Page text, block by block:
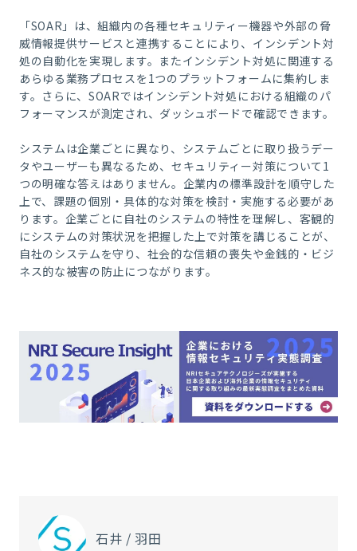
「SOAR」は、組織内の各種セキュリティー機器や外部の脅
威情報提供サービスと連携することにより、インシデント対
処の自動化を実現します。またインシデント対処に関連する
あらゆる業務プロセスを1つのプラットフォームに集約しま
す。さらに、SOARではインシデント対処における組織のパ
フォーマンスが測定され、ダッシュボードで確認できます。
システムは企業ごとに異なり、システムごとに取り扱うデー
タやユーザーも異なるため、セキュリティー対策について1
つの明確な答えはありません。企業内の標準設計を順守した
上で、課題の個別・具体的な対策を検討・実施する必要があ
ります。企業ごとに自社のシステムの特性を理解し、客観的
にシステムの対策状況を把握した上で対策を講じることが、
自社のシステムを守り、社会的な信頼の喪失や金銭的・ビジ
ネス的な被害の防止につながります。
石井 / 羽田